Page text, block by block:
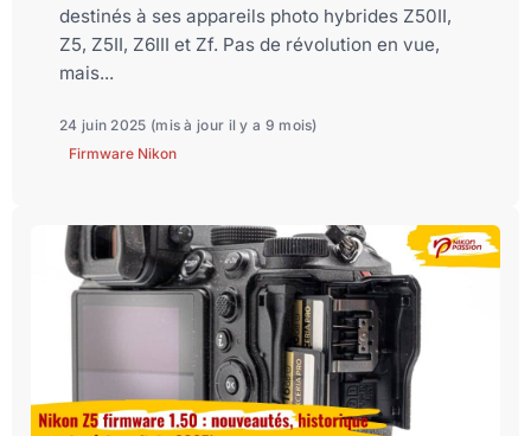
destinés à ses appareils photo hybrides Z50II,
Z5, Z5II, Z6III et Zf. Pas de révolution en vue,
mais...
24 juin 2025 (mis à jour il y a 9 mois)
Firmware Nikon